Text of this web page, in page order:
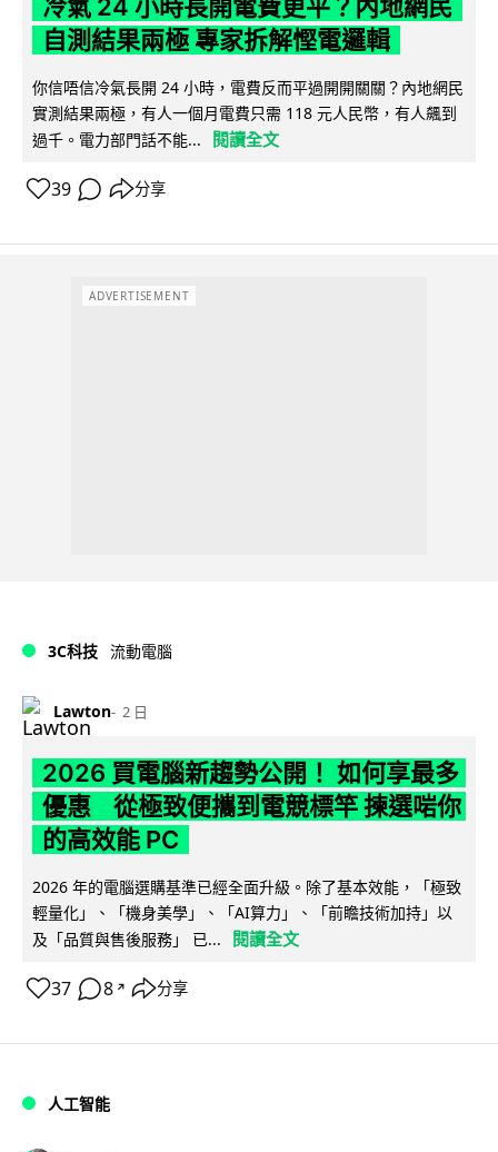
冷氣 24 小時長開電費更平？內地網民
自測結果兩極 專家拆解慳電邏輯
你信唔信冷氣長開 24 小時，電費反而平過開開關關？內地網民
實測結果兩極，有人一個月電費只需 118 元人民幣，有人飆到
過千。電力部門話不能...
閱讀全文
39 分享
ADVERTISEMENT
3C科技 流動電腦
Lawton 2 日
2026 買電腦新趨勢公開！ 如何享最多
優惠 從極致便攜到電競標竿 揀選啱你
的高效能 PC
2026 年的電腦選購基準已經全面升級。除了基本效能，「極致
輕量化」、「機身美學」、「AI算力」、「前瞻技術加持」以
及「品質與售後服務」 已...
閱讀全文
37 8 ↗ 分享
人工智能